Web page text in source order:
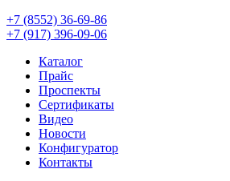
+7 (8552) 36-69-86
+7 (917) 396-09-06
Каталог
Прайс
Проспекты
Сертификаты
Видео
Новости
Конфигуратор
Контакты